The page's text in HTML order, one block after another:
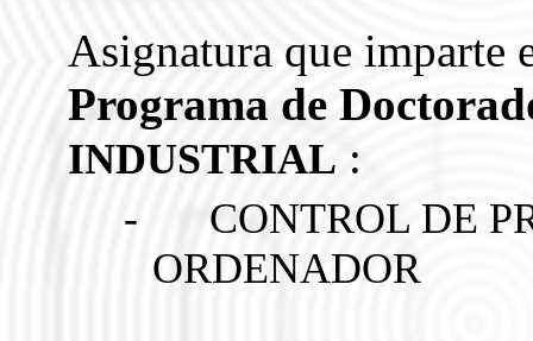
Asignatura que imparte
Programa de
INDUSTRIAL :
-
CONTROL DE
ORDENADOR